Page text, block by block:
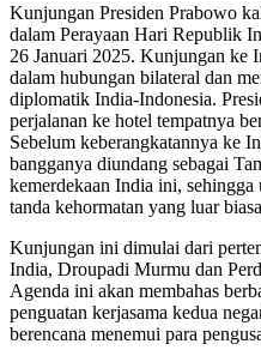
Kunjungan Presiden Prabowo
dalam Perayaan Hari Republik
26 Januari 2025. Kunjungan ke
dalam hubungan bilateral dan
diplomatik India-Indonesia.
perjalanan ke hotel tempatnya
Sebelum keberangkatannya ke
bangganya diundang sebagai
kemerdekaan India ini,
tanda kehormatan yang luar
Kunjungan ini dimulai dari
India, Droupadi Murmu dan
Agenda ini akan membahas
penguatan kerjasama kedua
berencana menemui para